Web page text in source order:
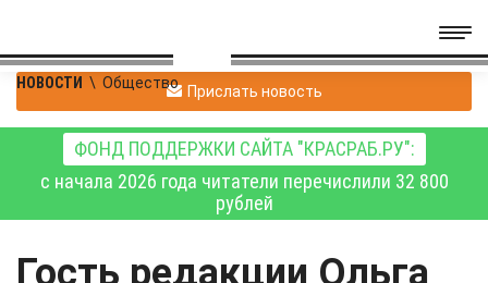
НОВОСТИ \ Общество Прислать новость
ФОНД ПОДДЕРЖКИ САЙТА "КРАСРАБ.РУ":
с начала 2026 года читатели перечислили 32 800
рублей
Гость редакции Ольга